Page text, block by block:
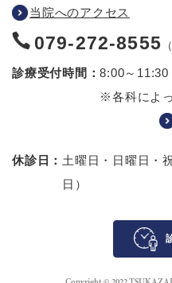
当院へのアクセス
079-272-8555
診療受付時間：8:00～
※各科によ
休診日： 土曜日・日曜日・
日）